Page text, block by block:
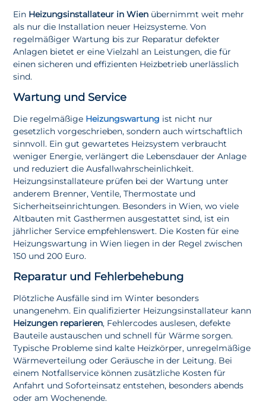
Ein Heizungsinstallateur in Wien übernimmt weit mehr
als nur die Installation neuer Heizsysteme. Von
regelmäßiger Wartung bis zur Reparatur defekter
Anlagen bietet er eine Vielzahl an Leistungen, die für
einen sicheren und effizienten Heizbetrieb unerlässlich
sind.
Wartung und Service
Die regelmäßige Heizungswartung ist nicht nur
gesetzlich vorgeschrieben, sondern auch wirtschaftlich
sinnvoll. Ein gut gewartetes Heizsystem verbraucht
weniger Energie, verlängert die Lebensdauer der Anlage
und reduziert die Ausfallwahrscheinlichkeit.
Heizungsinstallateure prüfen bei der Wartung unter
anderem Brenner, Ventile, Thermostate und
Sicherheitseinrichtungen. Besonders in Wien, wo viele
Altbauten mit Gasthermen ausgestattet sind, ist ein
jährlicher Service empfehlenswert. Die Kosten für eine
Heizungswartung in Wien liegen in der Regel zwischen
150 und 200 Euro.
Reparatur und Fehlerbehebung
Plötzliche Ausfälle sind im Winter besonders
unangenehm. Ein qualifizierter Heizungsinstallateur kann
Heizungen reparieren, Fehlercodes auslesen, defekte
Bauteile austauschen und schnell für Wärme sorgen.
Typische Probleme sind kalte Heizkörper, unregelmäßige
Wärmeverteilung oder Geräusche in der Leitung. Bei
einem Notfallservice können zusätzliche Kosten für
Anfahrt und Soforteinsatz entstehen, besonders abends
oder am Wochenende.